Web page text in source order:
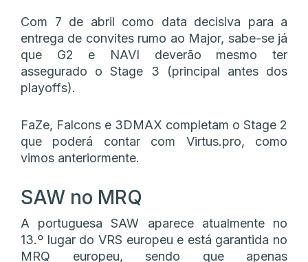
Com 7 de abril como data decisiva para a
entrega de convites rumo ao Major, sabe-se já
que G2 e NAVI deverão mesmo ter
assegurado o Stage 3 (principal antes dos
playoffs).
FaZe, Falcons e 3DMAX completam o Stage 2
que poderá contar com Virtus.pro, como
vimos anteriormente.
SAW no MRQ
A portuguesa SAW aparece atualmente no
13.º lugar do VRS europeu e está garantida no
MRQ europeu, sendo que apenas